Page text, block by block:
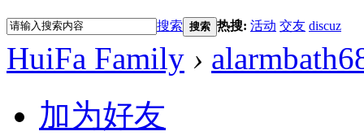
搜索 搜索 热搜: 活动 交友 discuz
HuiFa Family ›
加为好友